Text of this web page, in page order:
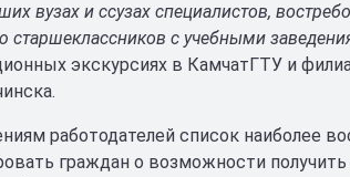
вузах и ссузах специалистов,
старшеклассников с учебными
экскурсиях в КамчатГТУ и
работодателей список наиболее
граждан о возможности